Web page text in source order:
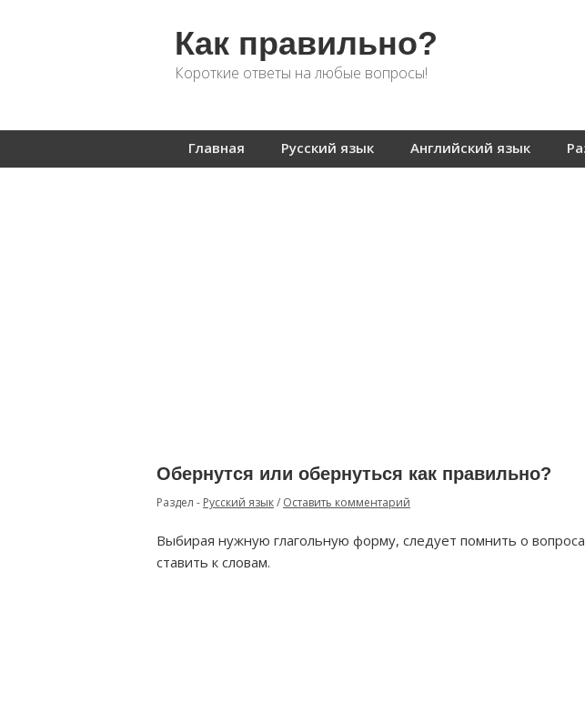
Как правильно?
Короткие ответы на любые вопросы!
Главная Русский язык Английский язык
Обернутся или обернуться как правильно?
Раздел - Русский язык/ Оставить комментарий
Выбирая нужную глагольную форму, следует помнить о
ставить к словам.